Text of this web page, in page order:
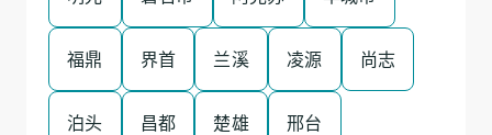
福鼎 界首 兰溪 凌源 尚志
泊头 昌都 楚雄 邢台